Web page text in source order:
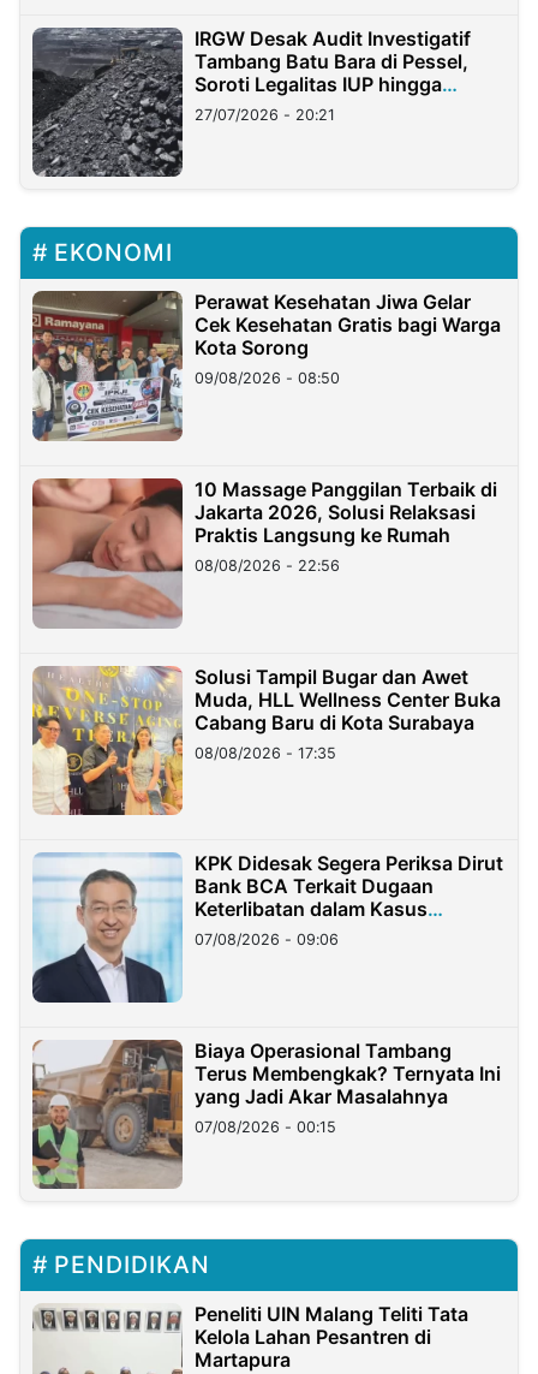
IRGW Desak Audit Investigatif
Tambang Batu Bara di Pessel,
Soroti Legalitas IUP hingga
Stockpile
27/07/2026 - 20:21
EKONOMI
Perawat Kesehatan Jiwa Gelar
Cek Kesehatan Gratis bagi Warga
Kota Sorong
09/08/2026 - 08:50
10 Massage Panggilan Terbaik di
Jakarta 2026, Solusi Relaksasi
Praktis Langsung ke Rumah
08/08/2026 - 22:56
Solusi Tampil Bugar dan Awet
Muda, HLL Wellness Center Buka
Cabang Baru di Kota Surabaya
08/08/2026 - 17:35
KPK Didesak Segera Periksa Dirut
Bank BCA Terkait Dugaan
Keterlibatan dalam Kasus
Hilangnya Dana Nasabah Rp2,58
Miliar
07/08/2026 - 09:06
Biaya Operasional Tambang
Terus Membengkak? Ternyata Ini
yang Jadi Akar Masalahnya
07/08/2026 - 00:15
PENDIDIKAN
Peneliti UIN Malang Teliti Tata
Kelola Lahan Pesantren di
Martapura